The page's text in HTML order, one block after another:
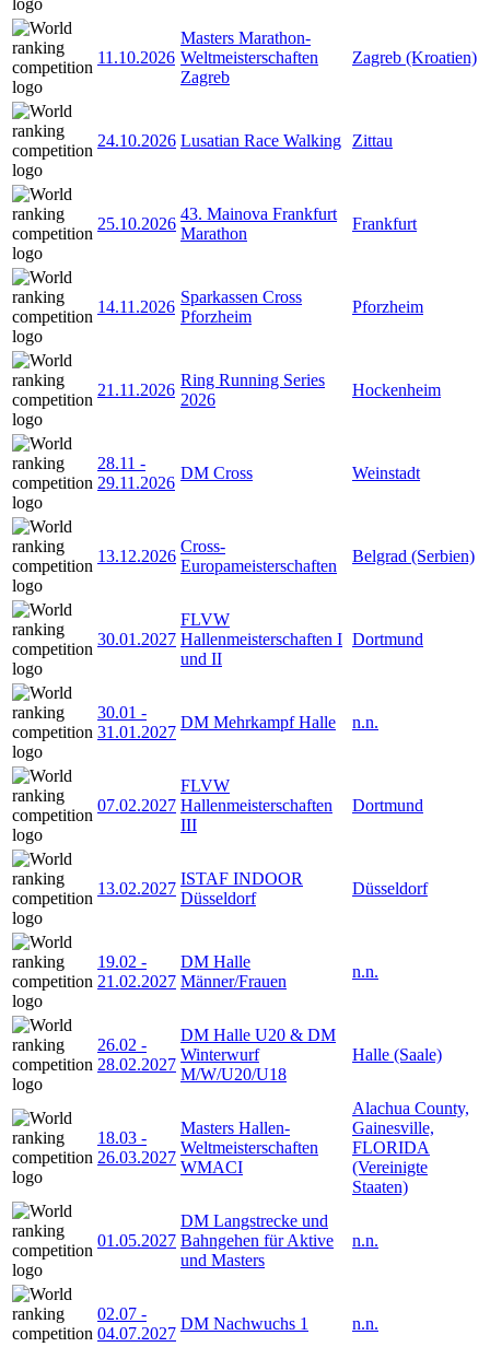
11.10.2026
Masters Marathon-
Weltmeisterschaften
Zagreb
Zagreb (Kroatien)
24.10.2026 Lusatian Race Walking Zittau
25.10.2026
43. Mainova Frankfurt
Marathon
Frankfurt
14.11.2026
Sparkassen Cross
Pforzheim
Pforzheim
21.11.2026
Ring Running Series
2026
Hockenheim
28.11 -
29.11.2026
DM Cross Weinstadt
13.12.2026
Cross-
Europameisterschaften
Belgrad (Serbien)
30.01.2027
FLVW
Hallenmeisterschaften I
und II
Dortmund
30.01 -
31.01.2027
DM Mehrkampf Halle n.n.
07.02.2027
FLVW
Hallenmeisterschaften
III
Dortmund
13.02.2027
ISTAF INDOOR
Düsseldorf
Düsseldorf
19.02 -
21.02.2027
DM Halle
Männer/Frauen
n.n.
26.02 -
28.02.2027
DM Halle U20 & DM
Winterwurf
M/W/U20/U18
Halle (Saale)
18.03 -
26.03.2027
Masters Hallen-
Weltmeisterschaften
WMACI
Alachua County,
Gainesville,
FLORIDA
(Vereinigte
Staaten)
01.05.2027
DM Langstrecke und
Bahngehen für Aktive
und Masters
n.n.
02.07 -
04.07.2027
DM Nachwuchs 1 n.n.